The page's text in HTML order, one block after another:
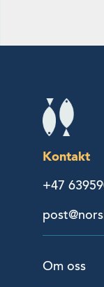
Kontakt
+47
Om oss